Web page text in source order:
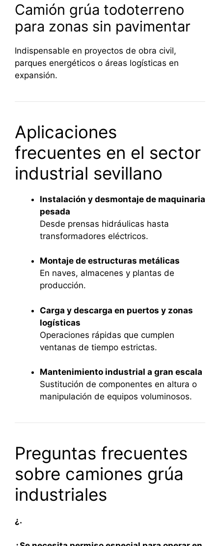
Camión grúa todoterreno
para zonas sin pavimentar
Indispensable en proyectos de obra civil,
parques energéticos o áreas logísticas en
expansión.
Aplicaciones
frecuentes en el sector
industrial sevillano
Instalación y desmontaje de maquinaria
pesada
Desde prensas hidráulicas hasta
transformadores eléctricos.
Montaje de estructuras metálicas
En naves, almacenes y plantas de
producción.
Carga y descarga en puertos y zonas
logísticas
Operaciones rápidas que cumplen
ventanas de tiempo estrictas.
Mantenimiento industrial a gran escala
Sustitución de componentes en altura o
manipulación de equipos voluminosos.
Preguntas frecuentes
sobre camiones grúa
industriales
¿.